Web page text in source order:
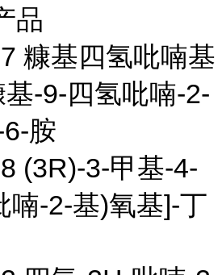
品
糠基四氢吡喃基
-9-四氢吡喃-2-
胺
(3R)-3-甲基-4-
喃-2-基)氧基]-丁